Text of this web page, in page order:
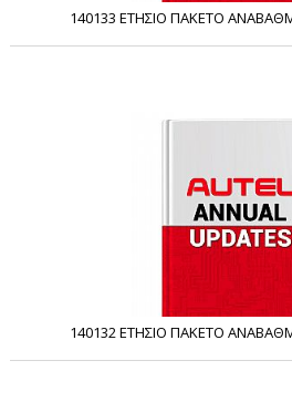
140133 ΕΤΗΣΙΟ ΠΑΚΕΤΟ
140132 ΕΤΗΣΙΟ ΠΑΚΕΤΟ